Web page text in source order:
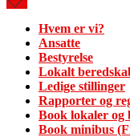
Hvem er vi?
Ansatte
Bestyrelse
Lokalt
Ledige stillinger
Rapporter og
Book lokaler og
Book minibus